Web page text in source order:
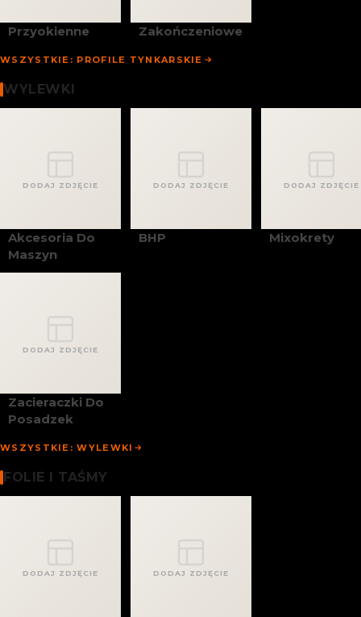
Przyokienne Zakończeniowe
WSZYSTKIE: PROFILE TYNKARSKIE
WYLEWKI
DODAJ ZDJĘCIE
Akcesoria Do
Maszyn
DODAJ ZDJĘCIE
BHP
DODAJ ZDJĘCIE
Mixokrety
DODAJ ZDJĘCIE
Zacieraczki Do
Posadzek
WSZYSTKIE: WYLEWKI
FOLIE I TAŚMY
DODAJ ZDJĘCIE DODAJ ZDJĘCIE